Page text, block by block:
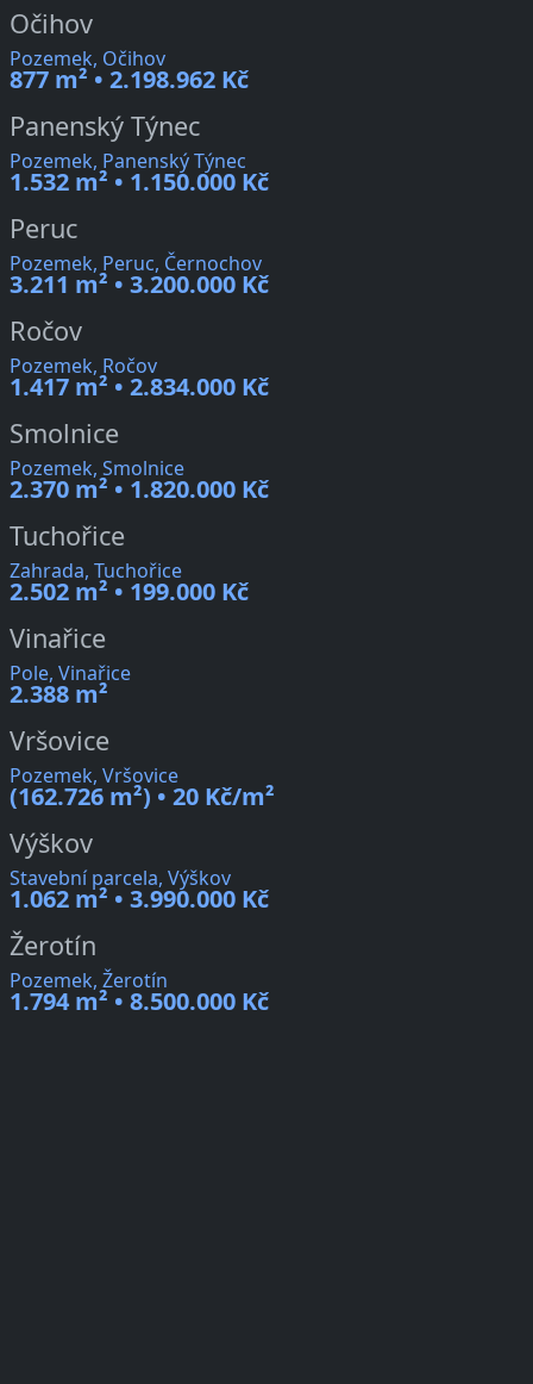
Očihov
Pozemek, Očihov
877 m² • 2.198.962 Kč
Panenský Týnec
Pozemek, Panenský Týnec
1.532 m² • 1.150.000 Kč
Peruc
Pozemek, Peruc, Černochov
3.211 m² • 3.200.000 Kč
Ročov
Pozemek, Ročov
1.417 m² • 2.834.000 Kč
Smolnice
Pozemek, Smolnice
2.370 m² • 1.820.000 Kč
Tuchořice
Zahrada, Tuchořice
2.502 m² • 199.000 Kč
Vinařice
Pole, Vinařice
2.388 m²
Vršovice
Pozemek, Vršovice
(162.726 m²) • 20 Kč/m²
Výškov
Stavební parcela, Výškov
1.062 m² • 3.990.000 Kč
Žerotín
Pozemek, Žerotín
1.794 m² • 8.500.000 Kč